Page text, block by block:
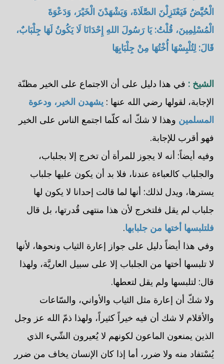
الْحُيَّضُ فَيَعْتَزِلْنَ الصَّلَاةَ، وَيَشْهَدْنَ الْخَيْرَ، وَدَعْوَةَ
الْمُسْلِمِينَ، قُلْتُ: يَا رَسُولَ اللهِ إِحْدَانَا لَا يَكُونُ لَهَا جِلْبَابٌ،
قَالَ: لِتُلْبِسْهَا أُخْتُهَا مِنْ جِلْبَابِهَا
الشيخ : في هذا دليل على أن الاجتماع على الخير مظنّة
الإجابة، لقولها رضي الله عنها : يشهدن الخير، ودعوة
المسلمين وهذا لا شكّ أنه كلّما اجتمع الناس على الخير
فهو أقرب للإجابة.
وفيه أيضاً: أنه لا يجوز للمرأة أن تخرج إلا بجلباب،
والجلباب كالعباءة عندنا، فلا بد أن يكون عليها جلباب
يسترها، ويدل لذلك: أنها لما قالت إحدانا لا يكون لها
جلباب لم يقل فلتخرج لأن هذا منتهى قُدرتها، بل قال
فلتلبسها أختها من جلبابها.
وفي هذا أيضاً دليل على جواز إعارة الثياب ونحوها، لأنها
لا تلبسها أختها من الجلباب إلا على سبيل العاريَّة، ولهذا
قال: لتلبسها ولم يقل لتعطها.
ولا شكّ أن إعارة مثل الثياب والأواني، والسّاعات
والأقلام لا شك أن فيه خيراً كثيراً، ولهذا ذمّ الله عز وجل
الذين يمنعون الماعون لكونهم لا يُعيرون الشّيء الذي
يُسْتفاد منه ولا ضرر، أما إذا كان الإنسان يخاف من ضرر